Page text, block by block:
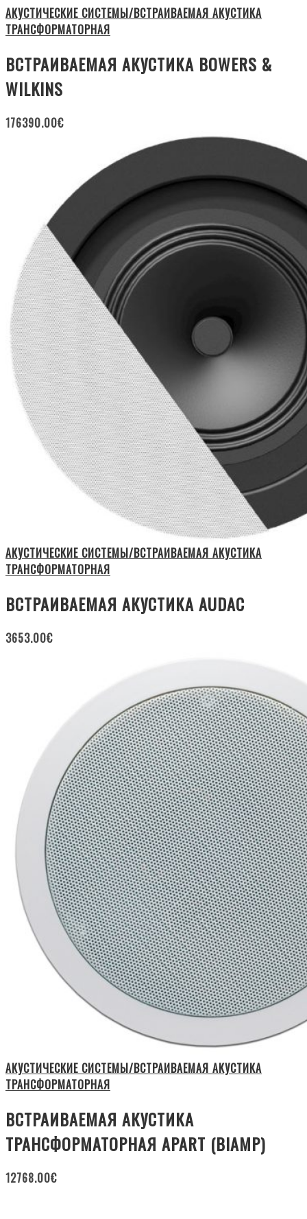
АКУСТИЧЕСКИЕ СИСТЕМЫ/ВСТРАИВАЕМАЯ АКУСТИКА
ТРАНСФОРМАТОРНАЯ
ВСТРАИВАЕМАЯ АКУСТИКА BOWERS &
WILKINS
176390.00€
АКУСТИЧЕСКИЕ СИСТЕМЫ/ВСТРАИВАЕМАЯ АКУСТИКА
ТРАНСФОРМАТОРНАЯ
ВСТРАИВАЕМАЯ АКУСТИКА AUDAC
3653.00€
АКУСТИЧЕСКИЕ СИСТЕМЫ/ВСТРАИВАЕМАЯ АКУСТИКА
ТРАНСФОРМАТОРНАЯ
ВСТРАИВАЕМАЯ АКУСТИКА
ТРАНСФОРМАТОРНАЯ APART (BIAMP)
12768.00€